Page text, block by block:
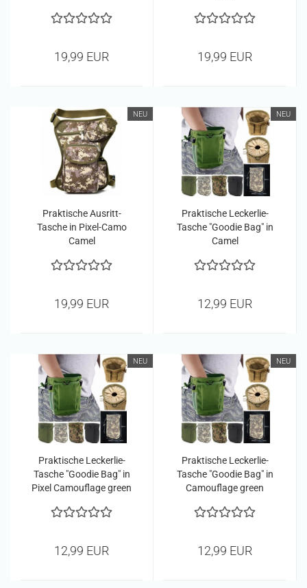
19,99 EUR 19,99 EUR
NEU
Praktische Ausritt-
Tasche in Pixel-Camo
Camel
19,99 EUR
NEU
Praktische Leckerlie-
Tasche "Goodie Bag" in
Camel
12,99 EUR
NEU
Praktische Leckerlie-
Tasche "Goodie Bag" in
Pixel Camouflage green
12,99 EUR
NEU
Praktische Leckerlie-
Tasche "Goodie Bag" in
Camouflage green
12,99 EUR